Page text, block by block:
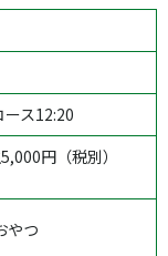
ス12:20
円（税別）
つ